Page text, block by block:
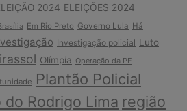
2024 ELEIÇÕES 2024
Em Rio Preto Governo Lula Há
Investigação policial Luto
Olímpia Operação da PF
Plantão Policial
do Rodrigo Lima região